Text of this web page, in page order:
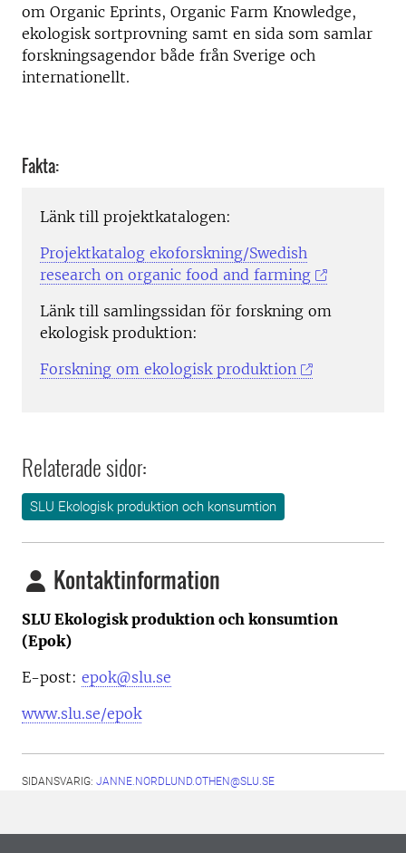
om Organic Eprints, Organic Farm Knowledge,
ekologisk sortprovning samt en sida som samlar
forskningsagendor både från Sverige och
internationellt.
Fakta:
Länk till projektkatalogen:
Projektkatalog ekoforskning/Swedish
research on organic food and farming
Länk till samlingssidan för forskning om
ekologisk produktion:
Forskning om ekologisk produktion
Relaterade sidor:
SLU Ekologisk produktion och konsumtion
Kontaktinformation
SLU Ekologisk produktion och konsumtion
(Epok)
E-post: epok@slu.se
www.slu.se/epok
SIDANSVARIG: JANNE.NORDLUND.OTHEN@SLU.SE